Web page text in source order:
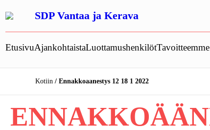
sisältöön
SDP Vantaa ja Kerava
EtusivuAjankohtaistaLuottamushenkilötTavoitteemme
Kotiin Ennakkoaanestys 12 18 1 2022